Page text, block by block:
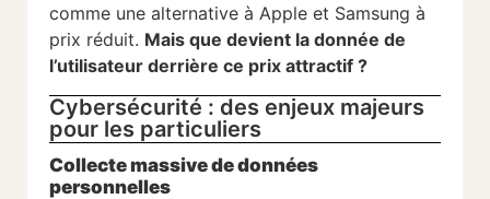
comme une alternative à Apple et Samsung à
prix réduit. Mais que devient la donnée de
l’utilisateur derrière ce prix attractif ?
Cybersécurité : des enjeux majeurs
pour les particuliers
Collecte massive de données
personnelles